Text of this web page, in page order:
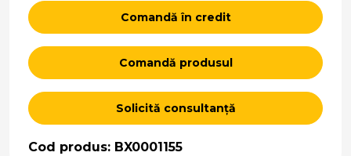
Comandă în credit
Comandă produsul
Solicită consultanță
Cod produs: BX0001155